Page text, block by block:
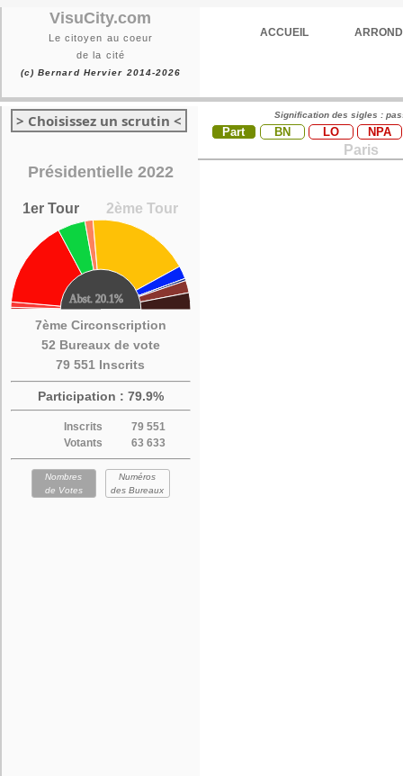
VisuCity.com
Le citoyen au coeur
de la cité
(c) Bernard Hervier 2014-2026
ACCUEIL
> Choisissez un scrutin <
Présidentielle 2022
1er Tour 2ème Tour
7ème Circonscription
52 Bureaux de vote
79 551 Inscrits
Participation : 79.9%
Inscrits
79 551
Votants
63 633
Nombres
de Votes
Numéros
des Bureaux
Signification des sigles :
Part BN LO NPA
Paris